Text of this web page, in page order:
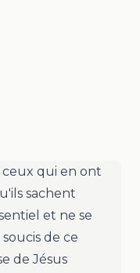
ceux qui en ont
sachent
et ne se
de ce
de Jésus